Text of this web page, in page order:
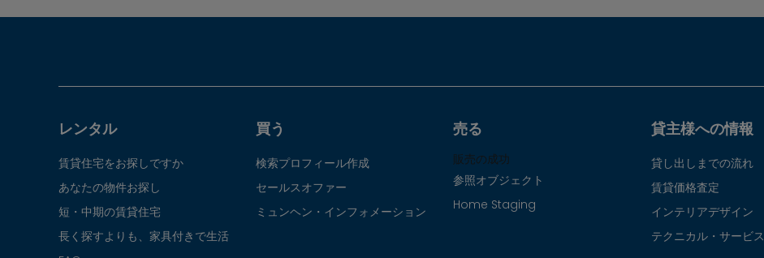
レンタル
賃貸住宅をお探しですか
あなたの物件お探し
短・中期の賃貸住宅
長く探すよりも、家具付きで生活
買う
検索プロフィール作成
セールスオファー
ミュンヘン・インフォメーション
売る
販売の成功
参照オブジェクト
Home Staging
貸主様への情報
貸し出しまでの流れ
賃貸価格査定
インテリアデザイン
テクニカル・サービス